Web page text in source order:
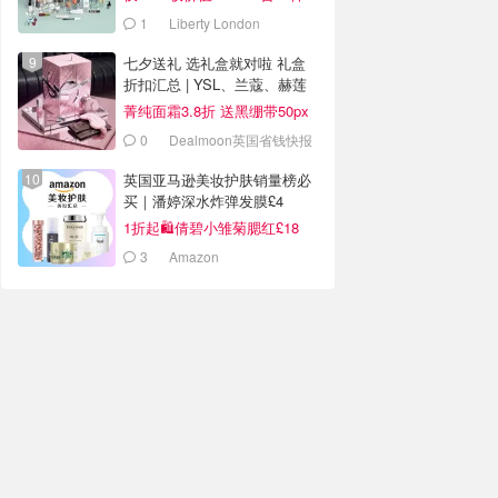
1 Liberty London
七夕送礼 选礼盒就对啦 礼盒
折扣汇总 | YSL、兰蔻、赫莲
娜
菁纯面霜3.8折 送黑绷带50px
等40ml
0 Dealmoon英国省钱快报
英国亚马逊美妆护肤销量榜必
买｜潘婷深水炸弹发膜£4
1折起🛍️倩碧小雏菊腮红£18
3 Amazon